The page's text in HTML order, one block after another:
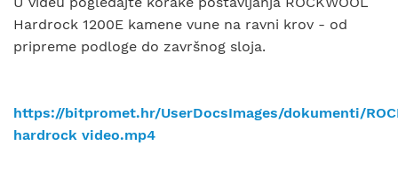
Hardrock 1200E kamene vune na ravni krov - od
pripreme podloge do završnog sloja.
https://bitpromet.hr/UserDocsImages/dokumenti/
hardrock video.mp4